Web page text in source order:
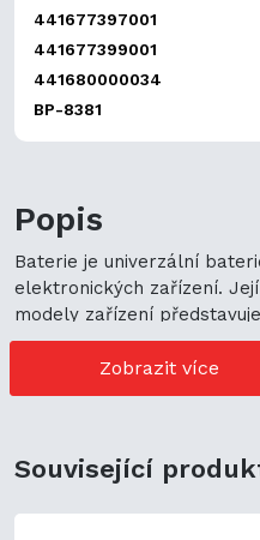
441677397001
441677399001
441680000034
BP-8381
Popis
Baterie je univerzální
elektronických zařízení.
modely zařízení
nákupu. Její univerzální
ekologickou udržitelnost a
Zobrazit více
Související